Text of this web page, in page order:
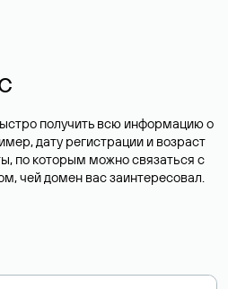
получить всю информацию о
дату регистрации и возраст
по которым можно связаться с
чей домен вас заинтересовал.